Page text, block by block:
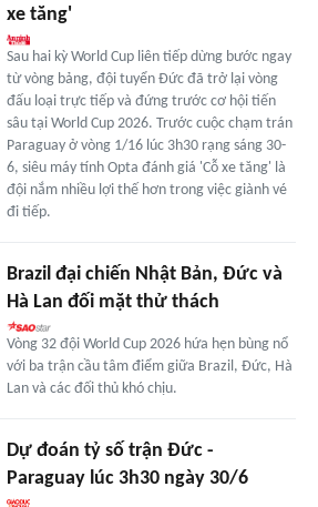
xe tăng'
Sau hai kỳ World Cup liên tiếp dừng bước ngay
từ vòng bảng, đội tuyển Đức đã trở lại vòng
đấu loại trực tiếp và đứng trước cơ hội tiến
sâu tại World Cup 2026. Trước cuộc chạm trán
Paraguay ở vòng 1/16 lúc 3h30 rạng sáng 30-
6, siêu máy tính Opta đánh giá 'Cỗ xe tăng' là
đội nắm nhiều lợi thế hơn trong việc giành vé
đi tiếp.
Brazil đại chiến Nhật Bản, Đức và
Hà Lan đối mặt thử thách
Vòng 32 đội World Cup 2026 hứa hẹn bùng nổ
với ba trận cầu tâm điểm giữa Brazil, Đức, Hà
Lan và các đối thủ khó chịu.
Dự đoán tỷ số trận Đức -
Paraguay lúc 3h30 ngày 30/6